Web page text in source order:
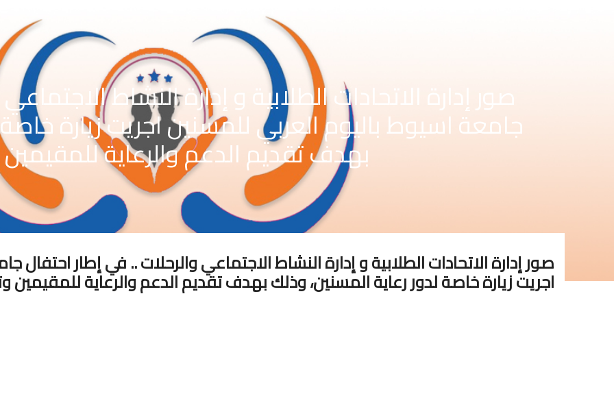
صور إدارة الاتحادات الطلابية و إدارة النشاط
جامعة اسيوط باليوم العربي للمسنين اجريت زيارة
بهدف تقديم الدعم والرعاية للمقيمين
صور إدارة الاتحادات الطلابية و إدارة النشاط الاجتماعي والرحلات .. في إطار
اجريت زيارة خاصة لدور رعاية المسنين، وذلك بهدف تقديم الدعم والرعاية للمقيمين